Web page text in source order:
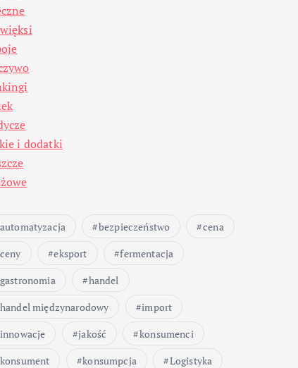
i dodatki
automatyzacja bezpieczeństwo
cena
ceny
eksport
fermentacja
gastronomia
handel
handel międzynarodowy
import
innowacje
jakość
konsumenci
konsument
konsumpcja
Logistyka